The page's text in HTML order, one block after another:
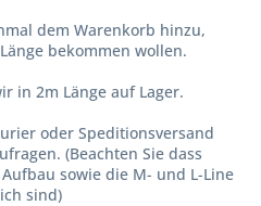
dem Warenkorb hinzu,
bekommen wollen.
in 2m Länge auf Lager.
oder Speditionsversand
(Beachten Sie dass
sowie die M- und L-Line
sind)